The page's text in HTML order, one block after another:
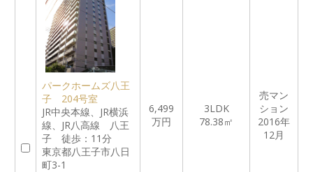
パークホームズ八王
子 204号室
JR中央本線、JR横浜
線、JR八高線 八王
子 徒歩：11分
東京都八王子市八日
町3-1
6,499
万円
3LDK
78.38㎡
売マン
ション
2016年
12月